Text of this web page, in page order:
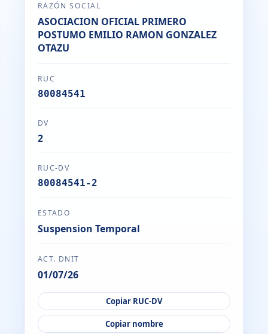
RAZÓN SOCIAL
ASOCIACION OFICIAL PRIMERO
POSTUMO EMILIO RAMON GONZALEZ
OTAZU
RUC
80084541
DV
2
RUC-DV
80084541-2
ESTADO
Suspension Temporal
ACT. DNIT
01/07/26
Copiar RUC-DV
Copiar nombre